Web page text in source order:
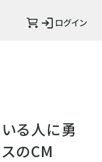
ログイン
る人に勇
のCM